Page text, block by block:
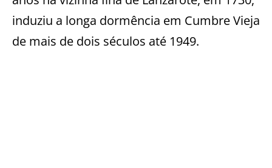
induziu a longa dormência em Cumbre Vieja
de mais de dois séculos até 1949.